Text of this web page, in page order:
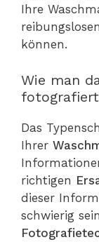
Ihre
reibungslosen
können.
Wie man
fotografiert
Das
Ihrer
richtigen
dieser
schwierig